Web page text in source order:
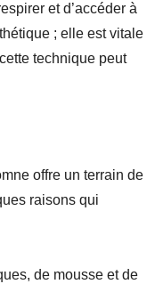
et d’accéder à
; elle est vitale
technique peut
offre un terrain de
raisons qui
de mousse et de